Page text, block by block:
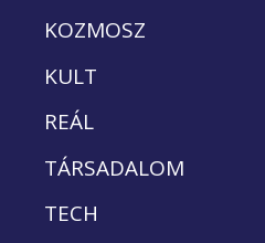
KOZMOSZ
KULT
REÁL
TÁRSADALOM
TECH